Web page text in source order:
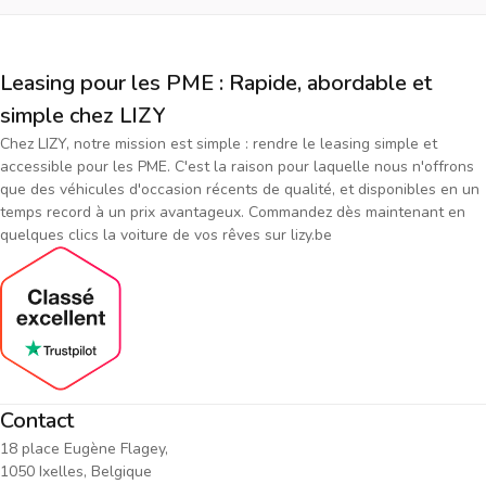
Leasing pour les PME : Rapide, abordable et
simple chez LIZY
Chez LIZY, notre mission est simple : rendre le leasing simple et
accessible pour les PME. C'est la raison pour laquelle nous n'offrons
que des véhicules d'occasion récents de qualité, et disponibles en un
temps record à un prix avantageux. Commandez dès maintenant en
quelques clics la voiture de vos rêves sur lizy.be
Contact
18 place Eugène Flagey,
1050 Ixelles, Belgique